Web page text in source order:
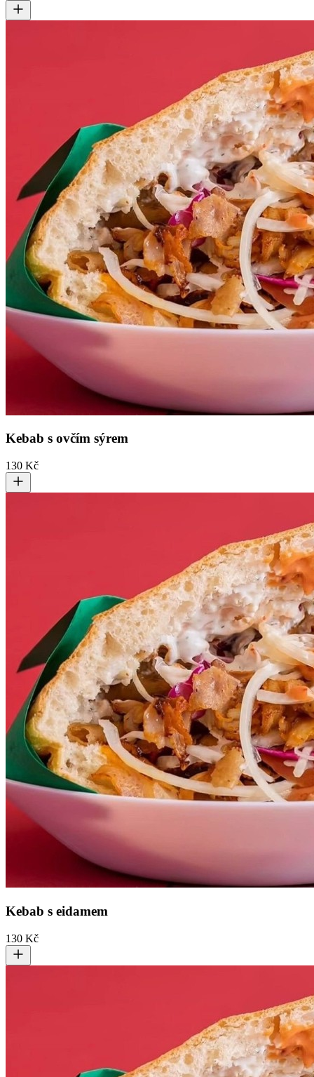
Kebab s ovčím sýrem
130 Kč
Kebab s eidamem
130 Kč